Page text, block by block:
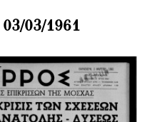
03/03/1961